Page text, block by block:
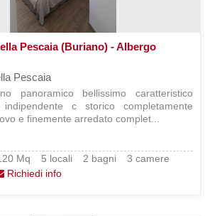
Pescaia (Buriano) - Albergo
Pescaia
panoramico bellissimo caratteristico
indipendente c storico completamente
e finemente arredato complet...
Mq 5 locali 2 bagni
3 camere
Richiedi info